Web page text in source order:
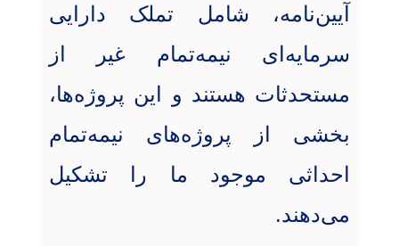
آیین‌نامه، شامل تملک دارایی
سرمایه‌ای نیمه‌تمام غیر از
مستحدثات هستند و این پروژه‌ها،
بخشی از پروژه‌های نیمه‌تمام
احداثی موجود ما را تشکیل
می‌دهند.